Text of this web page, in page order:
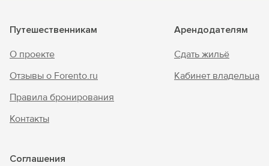
Путешественникам
О проекте
Отзывы о Forento.ru
Правила бронирования
Контакты
Арендодателям
Сдать жильё
Кабинет владельца
Соглашения